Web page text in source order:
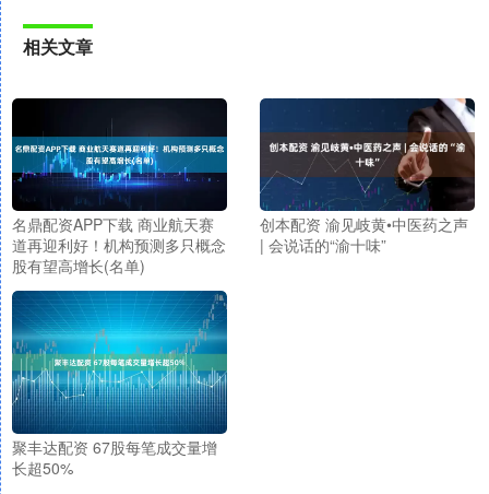
相关文章
名鼎配资APP下载 商业航天赛
道再迎利好！机构预测多只概念
股有望高增长(名单)
创本配资 渝见岐黄•中医药之声
| 会说话的“渝十味”
聚丰达配资 67股每笔成交量增
长超50%